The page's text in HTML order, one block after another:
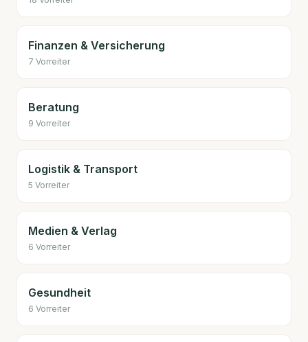
Finanzen & Versicherung
7 Vorreiter
Beratung
9 Vorreiter
Logistik & Transport
5 Vorreiter
Medien & Verlag
6 Vorreiter
Gesundheit
6 Vorreiter